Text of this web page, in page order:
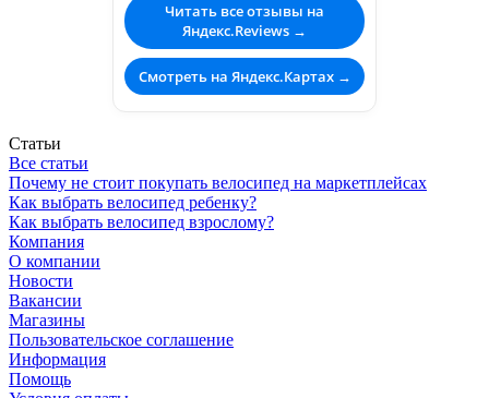
Читать все отзывы на
Яндекс.Reviews →
Смотреть на Яндекс.Картах →
Статьи
Все статьи
Почему не стоит покупать велосипед на маркетплейсах
Как выбрать велосипед ребенку?
Как выбрать велосипед взрослому?
Компания
О компании
Новости
Вакансии
Магазины
Пользовательское соглашение
Информация
Помощь